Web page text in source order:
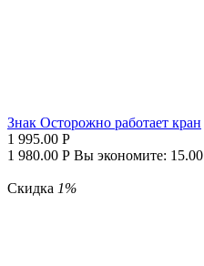
Знак Осторожно работает кран
1 995.00 Р
1 980.00 Р Вы экономите: 15.00
Скидка 1%